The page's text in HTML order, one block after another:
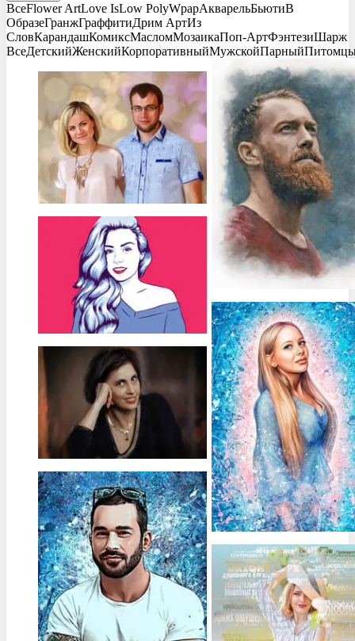
ВсеFlower ArtLove IsLow PolyWpapАкварельБьютиВ
ОбразеГранжГраффитиДрим АртИз
СловКарандашКомиксМасломМозаикаПоп-АртФэнтезиШарж
ВсеДетскийЖенскийКорпоративныйМужскойПарный